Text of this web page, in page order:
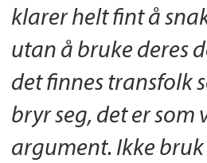
klarer helt fint å
utan å bruke deres
det finnes transfolk
bryr seg, det er som
argument. Ikke